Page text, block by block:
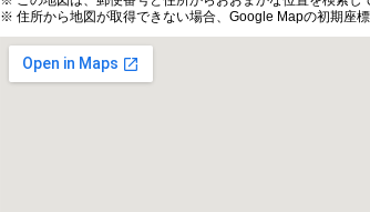
※ 住所から地図が取得できない場合、Google Mapの初期座